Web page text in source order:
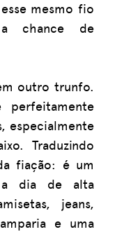
mesmo fio
chance de
outro trunfo.
perfeitamente
especialmente
Traduzindo
fiação: é um
dia de alta
jeans,
e uma